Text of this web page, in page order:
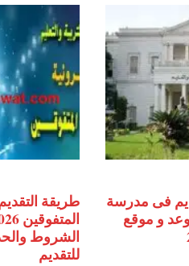
فى مدرسة
و موقع
طريقة
الشروط
للتقديم